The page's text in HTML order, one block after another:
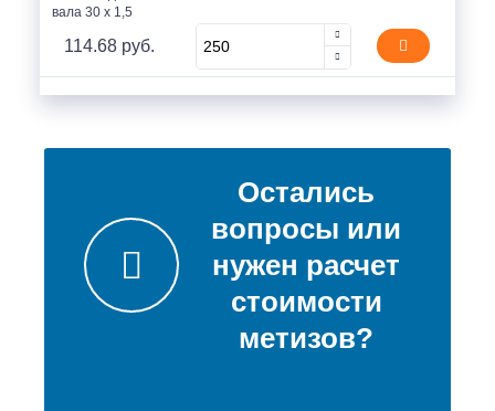
114.68 руб.
Остались
вопросы или
нужен расчет
стоимости
метизов?